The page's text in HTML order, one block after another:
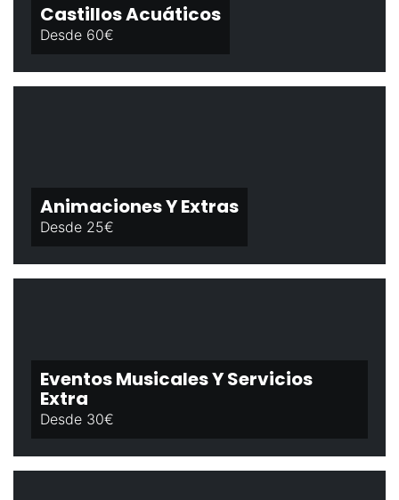
Castillos Acuáticos
Desde 60€
Animaciones Y Extras
Desde 25€
Eventos Musicales Y Servicios
Extra
Desde 30€